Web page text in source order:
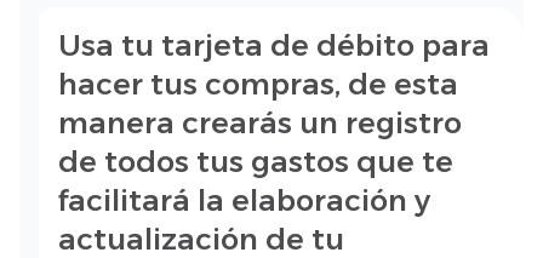
Usa tu tarjeta de débito para
hacer tus compras, de esta
manera crearás un registro
de todos tus gastos que te
facilitará la elaboración y
actualización de tu